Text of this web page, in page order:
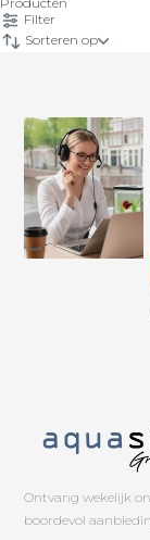
Filter
Sorteren op
Ontvang wekelijk
boordevol